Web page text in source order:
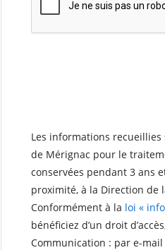
Les informations
de Mérignac pour le
conservées pendant 3 ans
proximité, à la Direction
Conformément à la loi «
bénéficiez d’un droit
Communication : par e-mail